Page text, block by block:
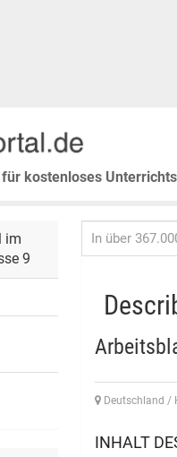
kostenloses
im
9
Deutschland /
INHALT